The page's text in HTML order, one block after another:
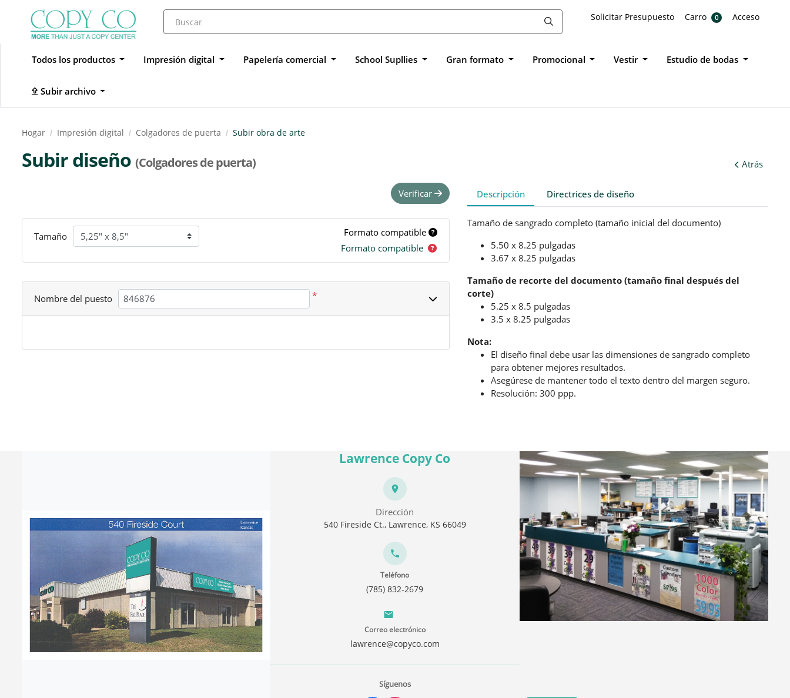
Solicitar Presupuesto
Solicitar Presupuesto Carro
Carro 0 Acceso
Acceso
Todos los productos Impresión digital Papelería comercial School Supllies Gran formato Promocional Vestir Estudio de bodas
Subir archivo
Subir archivo
Hogar Impresión digital Colgadores de puerta Subir obra de arte
Subir diseño (Colgadores de puerta) Atrás
Descripción Directrices de diseño
Tamaño de sangrado completo (tamaño inicial del documento)
5.50 x 8.25 pulgadas
3.67 x 8.25 pulgadas
Tamaño de recorte del documento (tamaño final después del
corte)
5.25 x 8.5 pulgadas
3.5 x 8.25 pulgadas
Nota:
El diseño final debe usar las dimensiones de sangrado completo
para obtener mejores resultados.
Asegúrese de mantener todo el texto dentro del margen seguro.
Resolución: 300 ppp.
Verificar
Tamaño
Formato compatible
Formato compatible
Nombre del puesto *
Lawrence Copy Co
Dirección
540 Fireside Ct., Lawrence, KS 66049
Teléfono
(785) 832-2679
Correo electrónico
lawrence@copyco.com
Síguenos